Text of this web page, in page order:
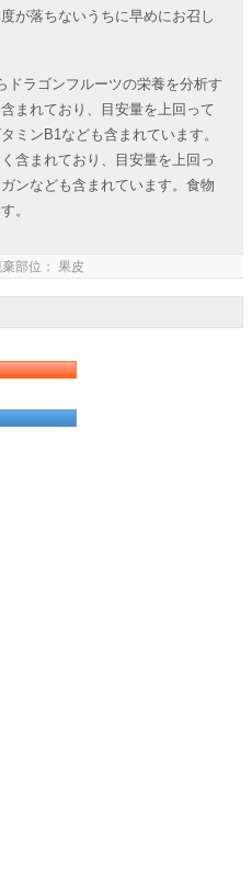
が落ちないうちに早めにお召し
ドラゴンフルーツの栄養を分析す
まれており、目安量を上回って
ミンB1なども含まれています。
含まれており、目安量を上回っ
ンなども含まれています。食物
。
部位： 果皮